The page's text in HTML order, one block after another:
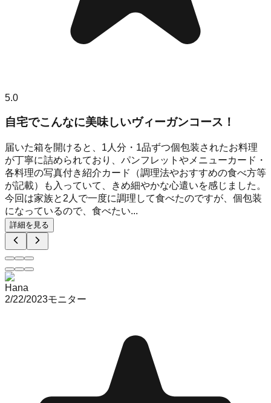
5.0
自宅でこんなに美味しいヴィーガンコース！
届いた箱を開けると、1人分・1品ずつ個包装されたお料理
が丁寧に詰められており、パンフレットやメニューカード・
各料理の写真付き紹介カード（調理法やおすすめの食べ方等
が記載）も入っていて、きめ細やかな心遣いを感じました。
今回は家族と2人で一度に調理して食べたのですが、個包装
になっているので、食べたい...
詳細を見る
Hana
2/22/2023モニター